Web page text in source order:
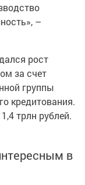
–
рост
за счет
группы
кредитования.
трлн рублей.
в